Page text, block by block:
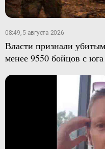
08:49, 5 августа 2026
Власти признали
менее 9550 бойцов с